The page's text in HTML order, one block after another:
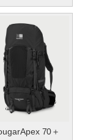
70＋